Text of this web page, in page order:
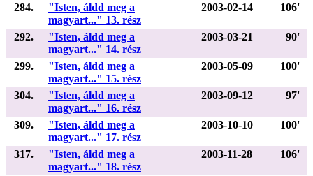
284.
"Isten, áldd meg a
magyart..." 13. rész
2003-02-14 106'
292.
"Isten, áldd meg a
magyart..." 14. rész
2003-03-21 90'
299.
"Isten, áldd meg a
magyart..." 15. rész
2003-05-09 100'
304.
"Isten, áldd meg a
magyart..." 16. rész
2003-09-12 97'
309.
"Isten, áldd meg a
magyart..." 17. rész
2003-10-10 100'
317.
"Isten, áldd meg a
magyart..." 18. rész
2003-11-28 106'